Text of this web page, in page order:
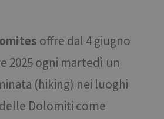
offre dal 4 giugno
2025 ogni martedì un
(hiking) nei luoghi
Dolomiti come